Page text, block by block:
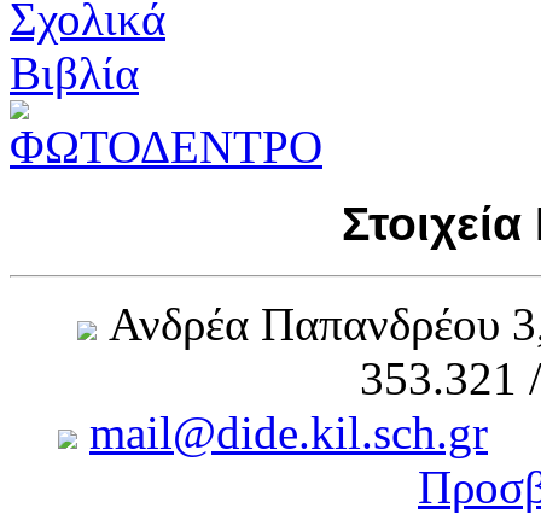
Ανδρέα Παπανδρέου
353.321
mail@dide.kil.sch.gr